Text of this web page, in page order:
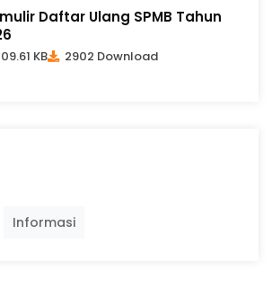
Daftar Ulang SPMB Tahun
KB 2902 Download
Informasi